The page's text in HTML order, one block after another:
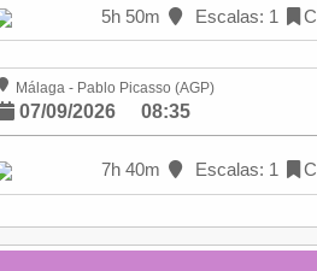
5h 50m Escalas: 1
Málaga - Pablo Picasso (AGP)
07/09/2026 08:35
7h 40m Escalas: 1